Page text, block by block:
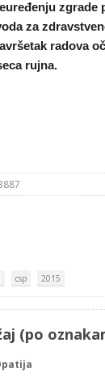
zgrade
za
radova
rujna.
csp 2015
(po